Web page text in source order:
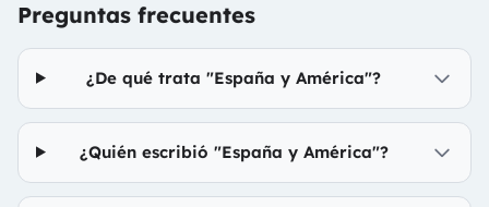
Preguntas frecuentes
¿De qué trata "España y América"?
¿Quién escribió "España y América"?